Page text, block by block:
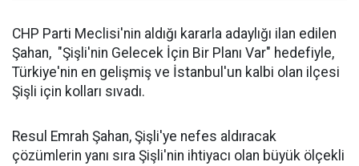
CHP Parti Meclisi'nin aldığı kararla adaylığı ilan edilen
Şahan, "Şişli'nin Gelecek İçin Bir Planı Var" hedefiyle,
Türkiye'nin en gelişmiş ve İstanbul'un kalbi olan ilçesi
Şişli için kolları sıvadı.
Resul Emrah Şahan, Şişli'ye nefes aldıracak
çözümlerin yanı sıra Şişli'nin ihtiyacı olan büyük ölçekli